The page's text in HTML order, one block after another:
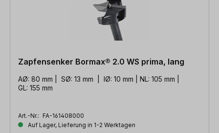
Zapfensenker Bormax® 2.0 WS prima, lang
AØ: 80 mm | SØ: 13 mm | IØ: 10 mm | NL: 105 mm |
GL: 155 mm
Art.-Nr.: FA-161408000
Auf Lager, Lieferung in 1-2 Werktagen